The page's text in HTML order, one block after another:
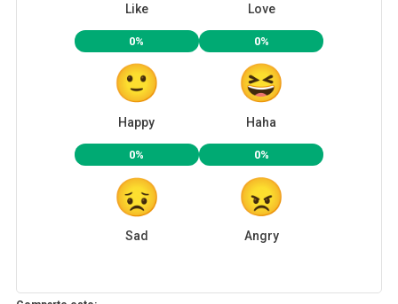
Like Love
0%
Happy
0%
Haha
0%
Sad
0%
Angry